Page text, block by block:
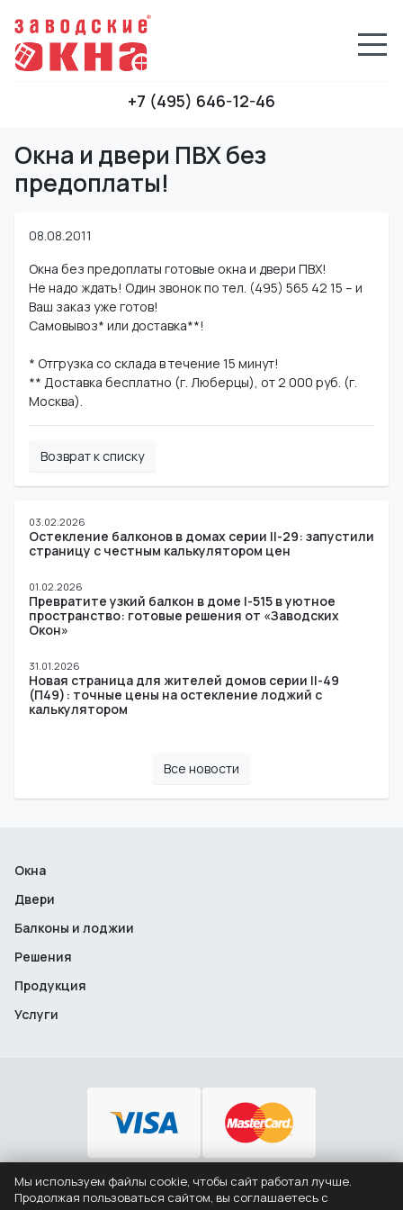
+7 (495) 646-12-46
Окна и двери ПВХ без
предоплаты!
08.08.2011
Окна без предоплаты готовые окна и двери ПВХ!
Не надо ждать! Один звонок по тел. (495) 565 42 15 – и
Ваш заказ уже готов!
Самовывоз* или доставка**!
* Отгрузка со склада в течение 15 минут!
** Доставка бесплатно (г. Люберцы), от 2 000 руб. (г.
Москва).
Возврат к списку
03.02.2026
Остекление балконов в домах серии II-29: запустили
страницу с честным калькулятором цен
01.02.2026
Превратите узкий балкон в доме I-515 в уютное
пространство: готовые решения от «Заводских
Окон»
31.01.2026
Новая страница для жителей домов серии II-49
(П49): точные цены на остекление лоджий с
калькулятором
Все новости
Окна
Двери
Балконы и лоджии
Решения
Продукция
Услуги
+7 (495) 646-12-46
Мы используем файлы cookie, чтобы сайт работал лучше.
Продолжая пользоваться сайтом, вы соглашаетесь с